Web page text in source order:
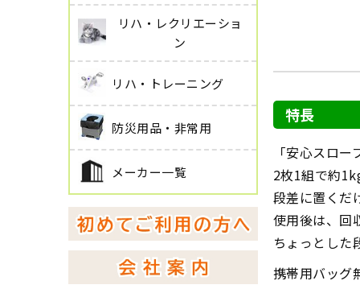
リハ・レクリエーショ
ン
リハ・トレーニング
防災用品・非常用
メーカー一覧
特長
「安心スロ
2枚1組で約
段差に置くだ
使用後は、回
ちょっとした
携帯用バッグ